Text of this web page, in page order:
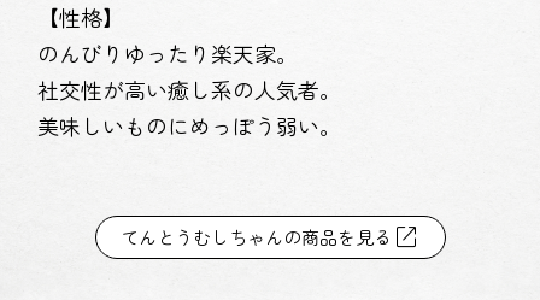
【性格】
のんびりゆったり楽天家。
社交性が高い癒し系の人気者。
美味しいものにめっぽう弱い。
てんとうむしちゃんの商品を見る open_in_new